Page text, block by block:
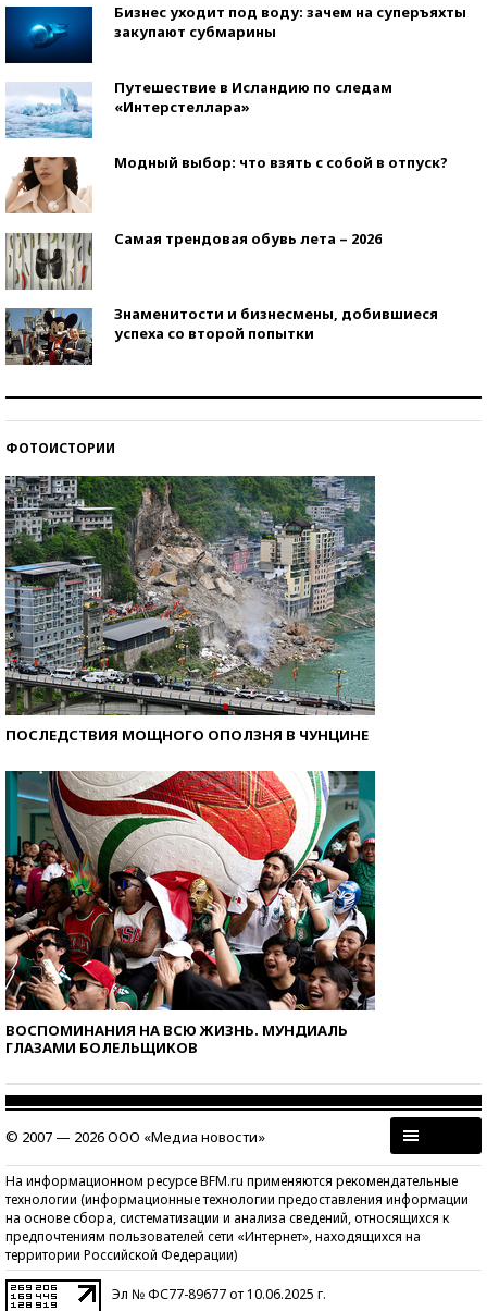
Бизнес уходит под воду: зачем на суперъяхты
закупают субмарины
Путешествие в Исландию по следам
«Интерстеллара»
Модный выбор: что взять с собой в отпуск?
Самая трендовая обувь лета – 2026
Знаменитости и бизнесмены, добившиеся
успеха со второй попытки
ФОТОИСТОРИИ
ПОСЛЕДСТВИЯ МОЩНОГО ОПОЛЗНЯ В ЧУНЦИНЕ
ВОСПОМИНАНИЯ НА ВСЮ ЖИЗНЬ. МУНДИАЛЬ
ГЛАЗАМИ БОЛЕЛЬЩИКОВ
© 2007 — 2026 ООО «Медиа новости»
На информационном ресурсе BFM.ru применяются рекомендательные
технологии (информационные технологии предоставления информации
на основе сбора, систематизации и анализа сведений, относящихся к
предпочтениям пользователей сети «Интернет», находящихся на
территории Российской Федерации)
Эл № ФС77-89677 от 10.06.2025 г.